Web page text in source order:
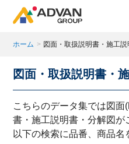
商品ページにある「お気に
商品がここに表示されます
ホーム > 図面・取扱説明書・施工
図面・取扱説明書・
こちらのデータ集では図面
書・施工説明書・分解図が
以下の検索に品番、商品名